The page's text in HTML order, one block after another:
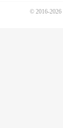
© 2016-2026